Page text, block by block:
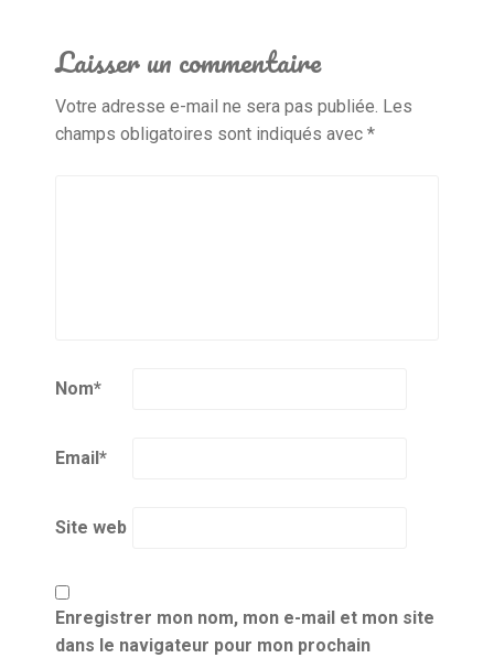
Laisser un commentaire
Votre adresse e-mail ne sera pas publiée. Les
champs obligatoires sont indiqués avec *
Nom*
Email*
Site web
Enregistrer mon nom, mon e-mail et mon site
dans le navigateur pour mon prochain